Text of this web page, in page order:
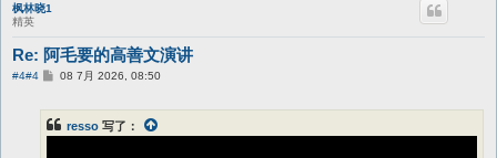
枫林晓1
精英
Re: 阿毛要的高善文演讲
#4#4
帖
08 7月 2026, 08:50
resso 写了：